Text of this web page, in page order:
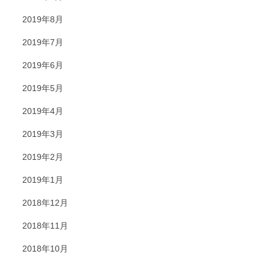
2019年8月
2019年7月
2019年6月
2019年5月
2019年4月
2019年3月
2019年2月
2019年1月
2018年12月
2018年11月
2018年10月